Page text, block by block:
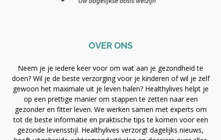
OVER ONS
Neem je je iedere keer voor om wat aan je gezondheid te
doen? Wil je de beste verzorging voor je kinderen of wil je zelf
gewoon het maximale uit je leven halen? Healthylives helpt je
op een prettige manier om stappen te zetten naar een
gezonder en fitter leven. We werken samen met experts om
tot de beste informatie en praktische tips te komen voor een
gezonde levensstijl. Healthylives verzorgt dagelijks nieuws,